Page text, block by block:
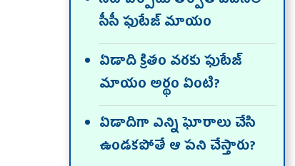
సీసీ ఫుటేజ్‌ మాయం
ఏడాది క్రితం వరకు ఫుటేజ్‌
మాయం అర్థం ఏంటి?
ఏడాదిగా ఎన్ని ఘోరాలు చేసి
ఉండకపోతే ఆ పని చేస్తారు?